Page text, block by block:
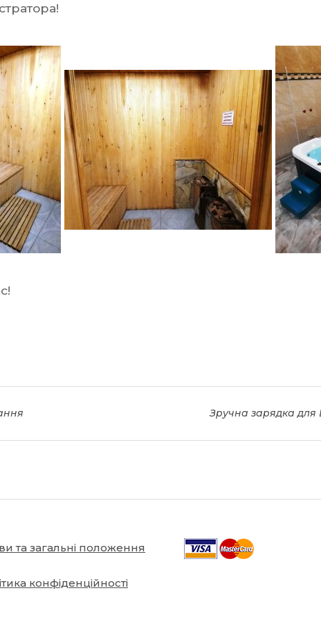
Зручна зарядка для
та загальні положення
конфіденційності